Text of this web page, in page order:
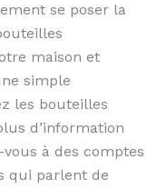
se poser la
maison et
simple
les bouteilles
d’information
à des comptes
qui parlent de